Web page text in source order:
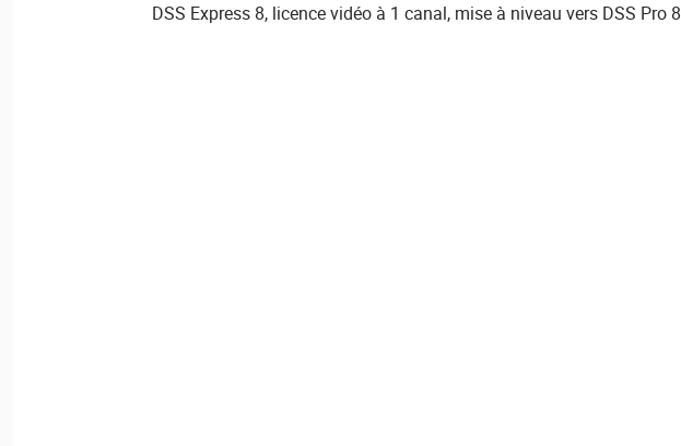
DSS Express 8, licence vidéo à 1 canal, mise à niveau vers DSS Pro 8